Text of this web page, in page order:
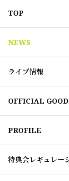
TOP
NEWS
ライブ情報
OFFICIAL
PROFILE
特典会レギュレー